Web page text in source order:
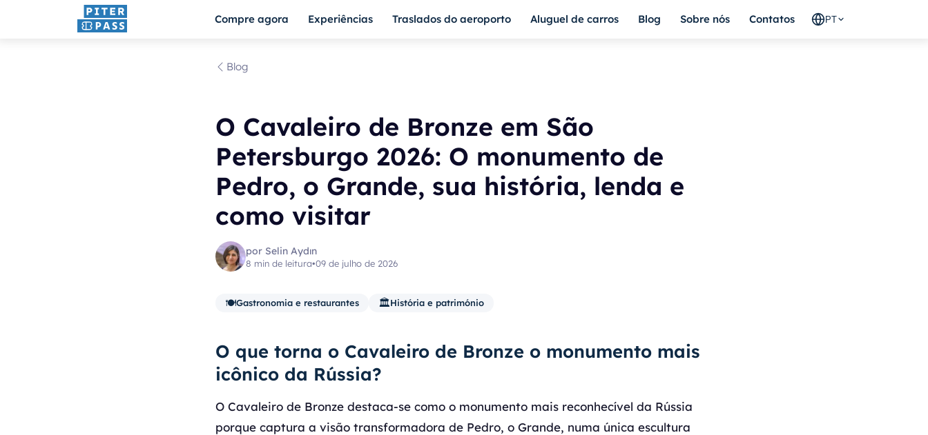
Compre agora Experiências Traslados do aeroporto Aluguel de carros Blog Sobre nós Contatos PT
Blog
O Cavaleiro de Bronze em São
Petersburgo 2026: O monumento de
Pedro, o Grande, sua história, lenda e
como visitar
por Selin Aydın
8 min de leitura•09 de julho de 2026
🍽️Gastronomia e restaurantes 🏛️História e património
O que torna o Cavaleiro de Bronze o monumento mais
icônico da Rússia?
O Cavaleiro de Bronze destaca-se como o monumento mais reconhecível da Rússia
porque captura a visão transformadora de Pedro, o Grande, numa única escultura